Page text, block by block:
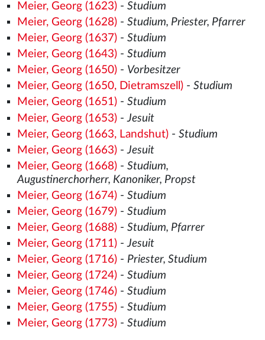
Meier, Georg (1623)- Studium
Meier, Georg (1628)- Studium, Priester, Pfarrer
Meier, Georg (1637)- Studium
Meier, Georg (1643)- Studium
Meier, Georg (1650)- Vorbesitzer
Meier, Georg (1650, Dietramszell)- Studium
Meier, Georg (1651)- Studium
Meier, Georg (1653)- Jesuit
Meier, Georg (1663, Landshut)- Studium
Meier, Georg (1663)- Jesuit
Meier, Georg (1668)- Studium,
Augustinerchorherr, Kanoniker, Propst
Meier, Georg (1674)- Studium
Meier, Georg (1679)- Studium
Meier, Georg (1688)- Studium, Pfarrer
Meier, Georg (1711)-Jesuit
Meier, Georg (1716)- Priester, Studium
Meier, Georg (1724)- Studium
Meier, Georg (1746)- Studium
Meier, Georg (1755)- Studium
Meier, Georg (1773)- Studium